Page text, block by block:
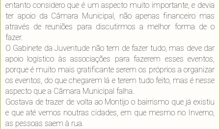
entanto considero que é um aspecto muito importante, e devia
ter apoio da Câmara Municipal, não apenas financeiro mas
através de reuniões para discutirmos a melhor forma de o
fazer.
O Gabinete da Juventude não tem de fazer tudo, mas deve dar
apoio logístico às associações para fazerem esses eventos,
porque é muito mais gratificante serem os próprios a organizar
os eventos, do que chegarem lá e terem tudo feito, mas é nesse
aspecto que a Câmara Municipal falha.
Gostava de trazer de volta ao Montijo o bairrismo que já existiu
e que até vemos noutras cidades, em que mesmo no Inverno,
as pessoas saem à rua.